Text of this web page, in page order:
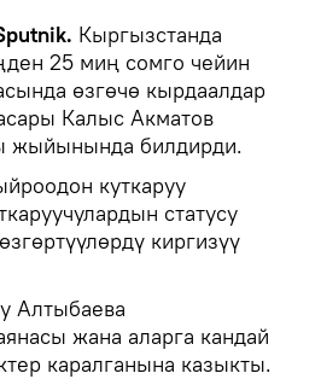
Кыргызстанда
25 миң сомго чейин
өзгөчө кырдаалдар
Калыс Акматов
жыйынында билдирди.
куткаруу
статусу
киргизүү
Алтыбаева
жана аларга кандай
каралганына казыкты.